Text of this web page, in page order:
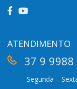
ATENDIMENTO
37 9 9988
Segunda –